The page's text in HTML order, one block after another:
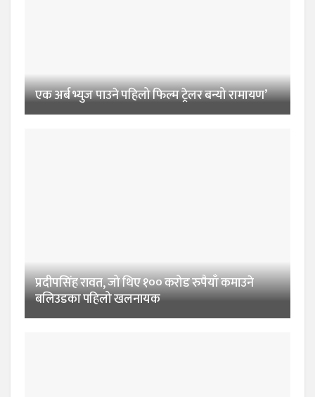
एक अर्ब भ्युज पाउने पहिलो फिल्म ट्रेलर बन्यो रामायण’
प्रदीपसिंह रावत, जो थिए १०० करोड रुपैयाँ कमाउने
बलिउडका पहिलो खलनायक